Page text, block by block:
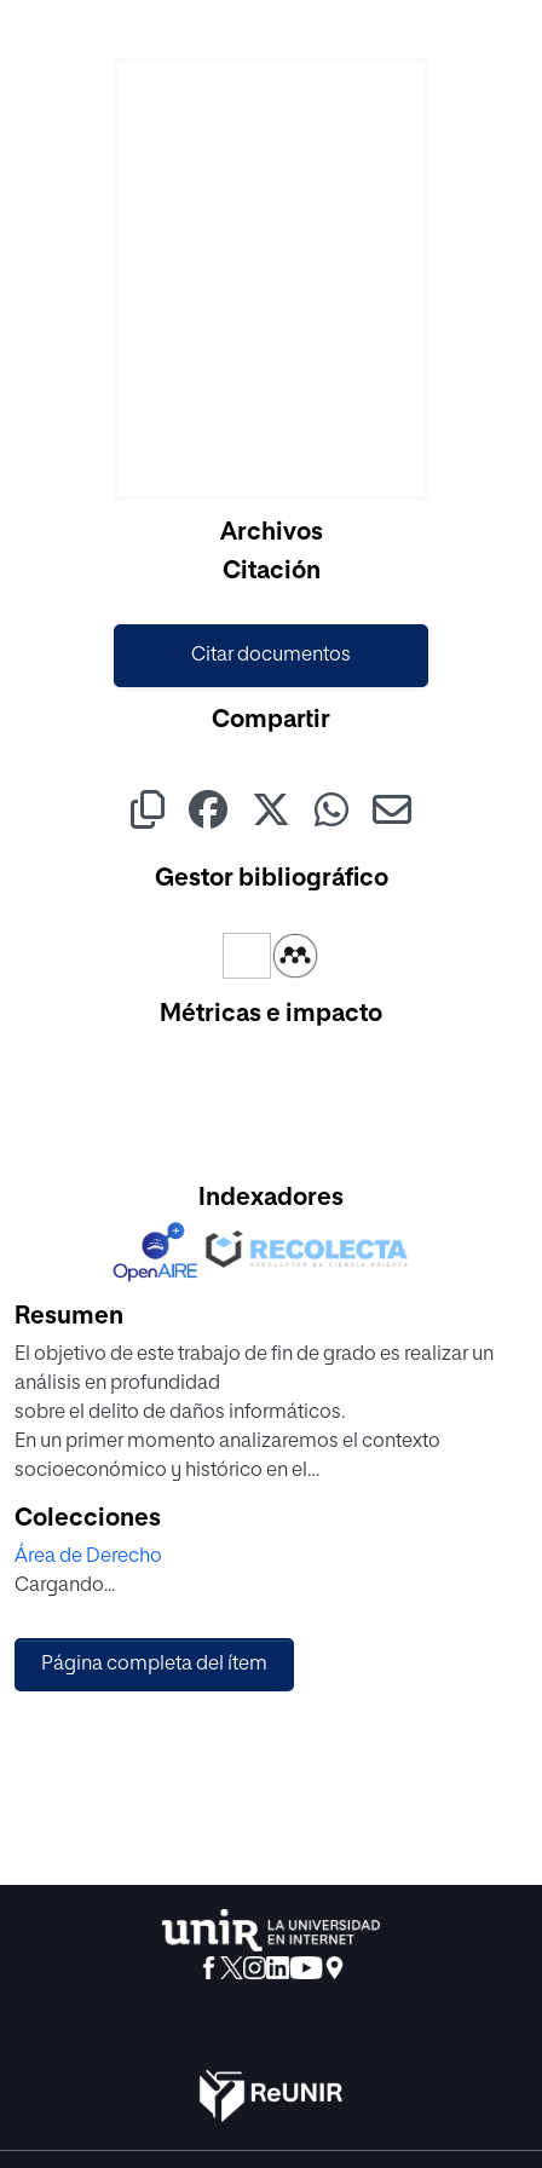
Archivos
Citación
Citar documentos
Compartir
Gestor bibliográfico
Métricas e impacto
Indexadores
Resumen
El objetivo de este trabajo de fin de grado es realizar un
análisis en profundidad
sobre el delito de daños informáticos.
En un primer momento analizaremos el contexto
socioeconómico y histórico en el
de esta nueva tipología de
daños se hizo necesaria. Del mismo modo analizaremos
la normativa vigente á nivel
informáticos
descenderemos hasta los detalles de los conceptos de
Colecciones
Área de Derecho
Cargando...
Página completa del ítem